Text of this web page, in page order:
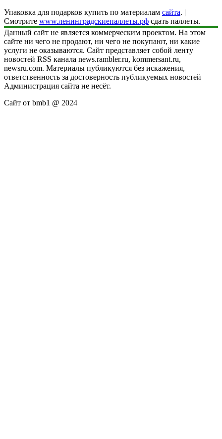
Упаковка для подарков купить по материалам сайта. |
Смотрите www.ленинградскиепаллеты.рф сдать паллеты.
Данный сайт не является коммерческим проектом. На этом
сайте ни чего не продают, ни чего не покупают, ни какие
услуги не оказываются. Сайт представляет собой ленту
новостей RSS канала news.rambler.ru, kommersant.ru,
newsru.com. Материалы публикуются без искажения,
ответственность за достоверность публикуемых новостей
Администрация сайта не несёт.
Сайт от bmb1 @ 2024